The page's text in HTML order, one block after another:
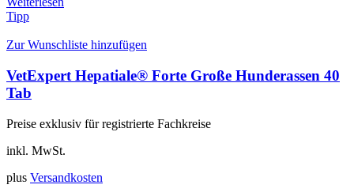
Tipp
Zur Wunschliste hinzufügen
VetExpert Hepatiale® Forte Große Hunderassen 40
Tab
Preise exklusiv für registrierte Fachkreise
inkl. MwSt.
plus Versandkosten